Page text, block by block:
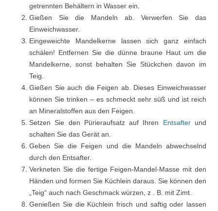
getrennten Behältern in Wasser ein.
Gießen Sie die Mandeln ab. Verwerfen Sie das
Einweichwasser.
Eingeweichte Mandelkerne lassen sich ganz einfach
schälen! Entfernen Sie die dünne braune Haut um die
Mandelkerne, sonst behalten Sie Stückchen davon im
Teig.
Gießen Sie auch die Feigen ab. Dieses Einweichwasser
können Sie trinken – es schmeckt sehr süß und ist reich
an Mineralstoffen aus den Feigen.
Setzen Sie den Pürieraufsatz auf Ihren Entsafterund
schalten Sie das Gerät an.
Geben Sie die Feigen und die Mandeln abwechselnd
durch den Entsafter.
Verkneten Sie die fertige Feigen-Mandel-Masse mit den
Händen und formen Sie Küchlein daraus. Sie können den
„Teig“ auch nach Geschmack würzen, z . B. mit Zimt.
Genießen Sie die Küchlein frisch und saftig oder lassen